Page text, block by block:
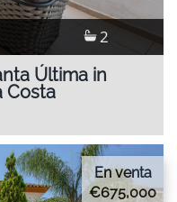
2
Última in
Costa
En venta
€675,000